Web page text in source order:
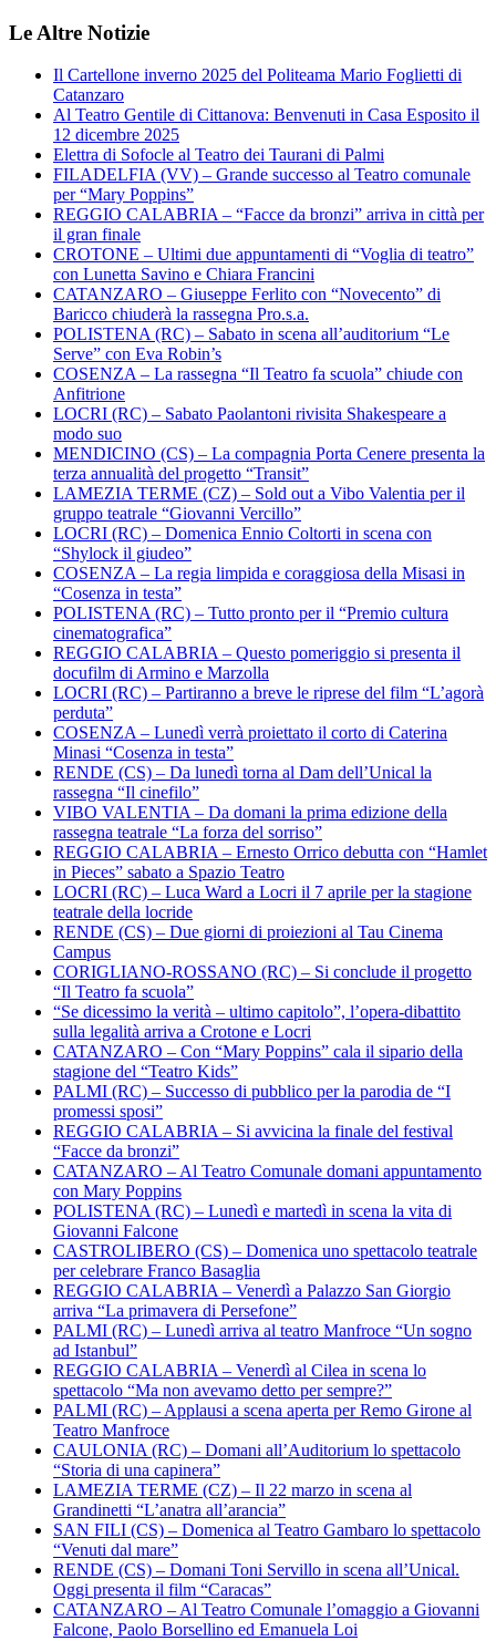
Le Altre Notizie
Il Cartellone inverno 2025 del Politeama Mario Foglietti di
Catanzaro
Al Teatro Gentile di Cittanova: Benvenuti in Casa Esposito il
12 dicembre 2025
Elettra di Sofocle al Teatro dei Taurani di Palmi
FILADELFIA (VV) – Grande successo al Teatro comunale
per “Mary Poppins”
REGGIO CALABRIA – “Facce da bronzi” arriva in città per
il gran finale
CROTONE – Ultimi due appuntamenti di “Voglia di teatro”
con Lunetta Savino e Chiara Francini
CATANZARO – Giuseppe Ferlito con “Novecento” di
Baricco chiuderà la rassegna Pro.s.a.
POLISTENA (RC) – Sabato in scena all’auditorium “Le
Serve” con Eva Robin’s
COSENZA – La rassegna “Il Teatro fa scuola” chiude con
Anfitrione
LOCRI (RC) – Sabato Paolantoni rivisita Shakespeare a
modo suo
MENDICINO (CS) – La compagnia Porta Cenere presenta la
terza annualità del progetto “Transit”
LAMEZIA TERME (CZ) – Sold out a Vibo Valentia per il
gruppo teatrale “Giovanni Vercillo”
LOCRI (RC) – Domenica Ennio Coltorti in scena con
“Shylock il giudeo”
COSENZA – La regia limpida e coraggiosa della Misasi in
“Cosenza in testa”
POLISTENA (RC) – Tutto pronto per il “Premio cultura
cinematografica”
REGGIO CALABRIA – Questo pomeriggio si presenta il
docufilm di Armino e Marzolla
LOCRI (RC) – Partiranno a breve le riprese del film “L’agorà
perduta”
COSENZA – Lunedì verrà proiettato il corto di Caterina
Minasi “Cosenza in testa”
RENDE (CS) – Da lunedì torna al Dam dell’Unical la
rassegna “Il cinefilo”
VIBO VALENTIA – Da domani la prima edizione della
rassegna teatrale “La forza del sorriso”
REGGIO CALABRIA – Ernesto Orrico debutta con “Hamlet
in Pieces” sabato a Spazio Teatro
LOCRI (RC) – Luca Ward a Locri il 7 aprile per la stagione
teatrale della locride
RENDE (CS) – Due giorni di proiezioni al Tau Cinema
Campus
CORIGLIANO-ROSSANO (RC) – Si conclude il progetto
“Il Teatro fa scuola”
“Se dicessimo la verità – ultimo capitolo”, l’opera-dibattito
sulla legalità arriva a Crotone e Locri
CATANZARO – Con “Mary Poppins” cala il sipario della
stagione del “Teatro Kids”
PALMI (RC) – Successo di pubblico per la parodia de “I
promessi sposi”
REGGIO CALABRIA – Si avvicina la finale del festival
“Facce da bronzi”
CATANZARO – Al Teatro Comunale domani appuntamento
con Mary Poppins
POLISTENA (RC) – Lunedì e martedì in scena la vita di
Giovanni Falcone
CASTROLIBERO (CS) – Domenica uno spettacolo teatrale
per celebrare Franco Basaglia
REGGIO CALABRIA – Venerdì a Palazzo San Giorgio
arriva “La primavera di Persefone”
PALMI (RC) – Lunedì arriva al teatro Manfroce “Un sogno
ad Istanbul”
REGGIO CALABRIA – Venerdì al Cilea in scena lo
spettacolo “Ma non avevamo detto per sempre?”
PALMI (RC) – Applausi a scena aperta per Remo Girone al
Teatro Manfroce
CAULONIA (RC) – Domani all’Auditorium lo spettacolo
“Storia di una capinera”
LAMEZIA TERME (CZ) – Il 22 marzo in scena al
Grandinetti “L’anatra all’arancia”
SAN FILI (CS) – Domenica al Teatro Gambaro lo spettacolo
“Venuti dal mare”
RENDE (CS) – Domani Toni Servillo in scena all’Unical.
Oggi presenta il film “Caracas”
CATANZARO – Al Teatro Comunale l’omaggio a Giovanni
Falcone, Paolo Borsellino ed Emanuela Loi